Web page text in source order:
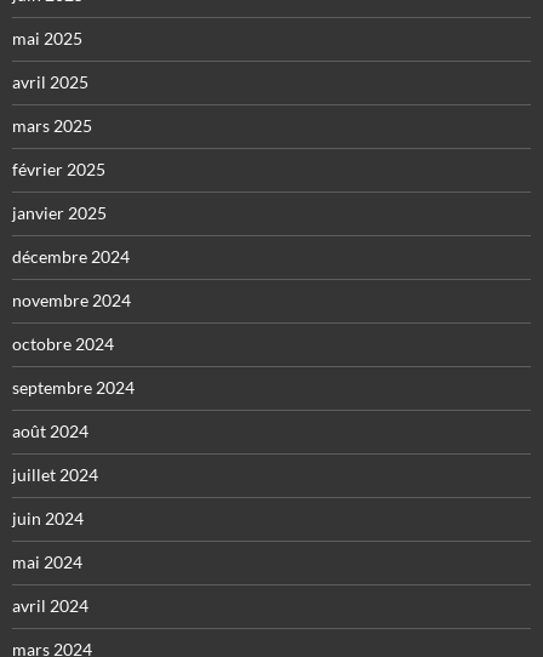
mai 2025
avril 2025
mars 2025
février 2025
janvier 2025
décembre 2024
novembre 2024
octobre 2024
septembre 2024
août 2024
juillet 2024
juin 2024
mai 2024
avril 2024
mars 2024